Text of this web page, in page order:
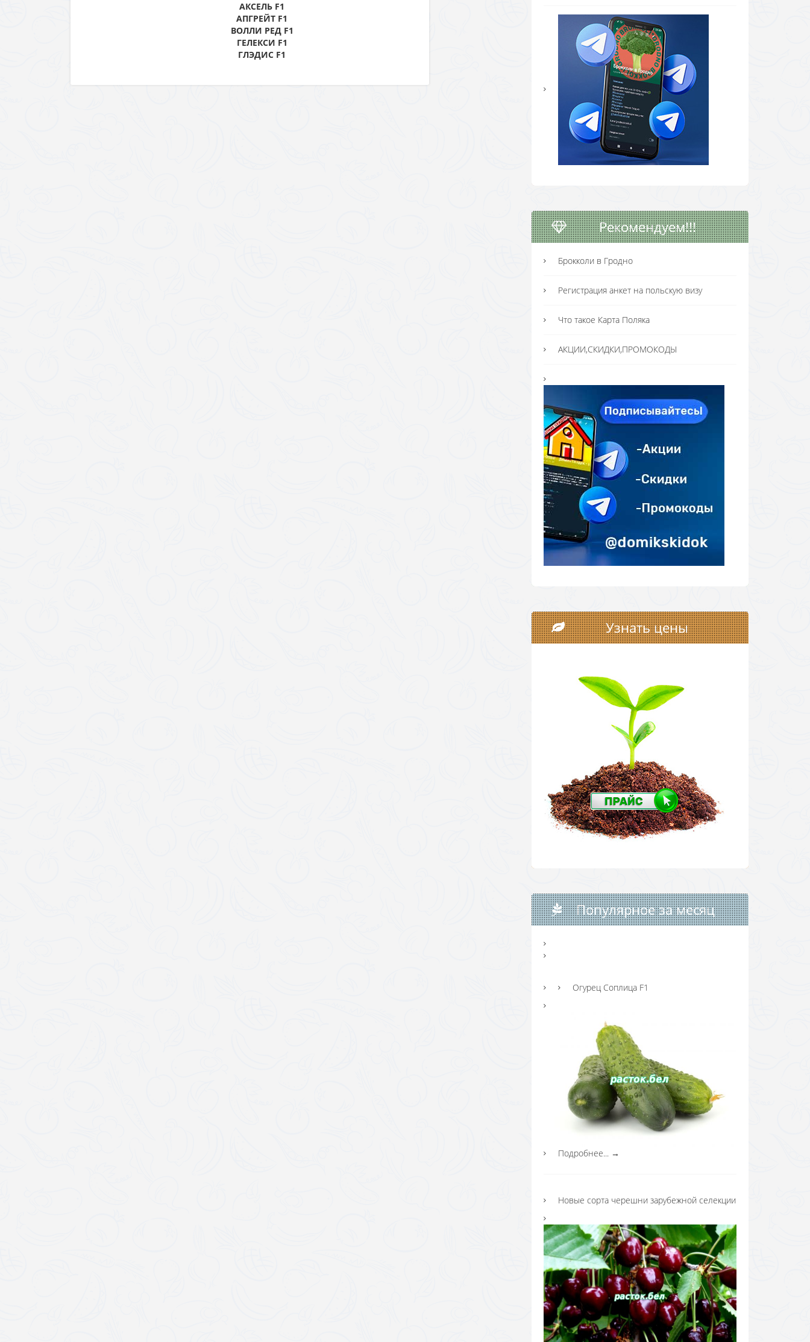
АКСЕЛЬ F1
АПГРЕЙТ F1
ВОЛЛИ РЕД F1
ГЕЛЕКСИ F1
ГЛЭДИС F1
Рекомендуем!!!
Брокколи в Гродно
Регистрация анкет на польскую визу
Что такое Карта Поляка
АКЦИИ,СКИДКИ,ПРОМОКОДЫ
Узнать цены
Популярное за месяц
Огурец Соплица F1
Подробнее... →
Новые сорта черешни зарубежной селекции